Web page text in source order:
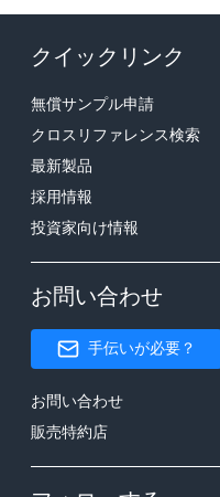
クイックリンク
無償サンプル申請
クロスリファレンス検索
最新製品
採用情報
投資家向け情報
お問い合わせ
手伝いが必要？
お問い合わせ
販売特約店